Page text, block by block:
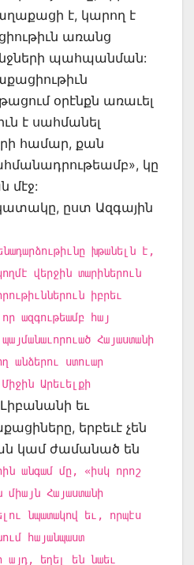
է, կարող է
առանց
պահպանման:
օրէնքն առաւել
է սահմանել
համար, քան
կը
մէջ:
ըստ Ազգային
խթանելն է,
վերջին տարիներուն
իբրեւ
ազգութեամբ հայ
Հայաստանի
անձերու ստուար
Արեւելքի
Լիբանանի եւ
երբեւէ չեն
կամ ժամանած են
անգամ մը, «իսկ որոշ
միայն Հայաստանի
նպատակով եւ, որպէս
հայանպաստ
այդ, եղել են նաեւ